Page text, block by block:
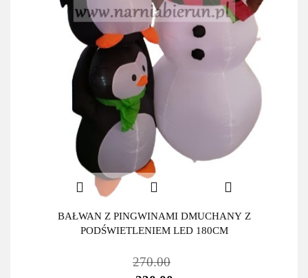
BAŁWAN Z PINGWINAMI DMUCHANY Z
PODŚWIETLENIEM LED 180CM
270.00